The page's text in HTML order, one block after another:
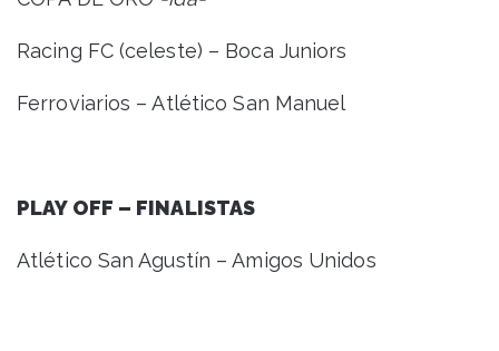
Racing FC (celeste) – Boca Juniors
Ferroviarios – Atlético San Manuel
PLAY OFF – FINALISTAS
Atlético San Agustín – Amigos Unidos